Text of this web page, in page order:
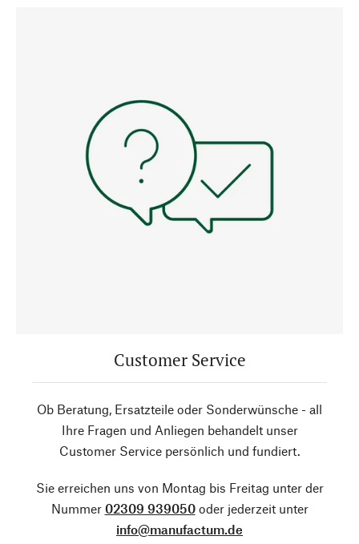
Customer Service
Ob Beratung, Ersatzteile oder Sonderwünsche - all
Ihre Fragen und Anliegen behandelt unser
Customer Service persönlich und fundiert.
Sie erreichen uns von Montag bis Freitag unter der
Nummer 02309 939050oder jederzeit unter
info@manufactum.de